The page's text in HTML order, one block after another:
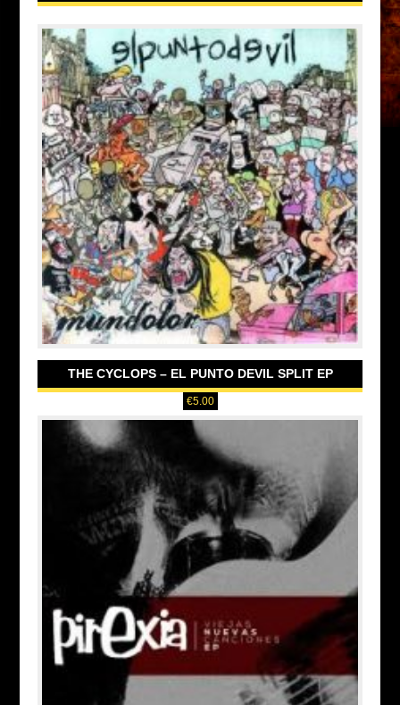
THE CYCLOPS – EL PUNTO DEVIL SPLIT EP
€5.00